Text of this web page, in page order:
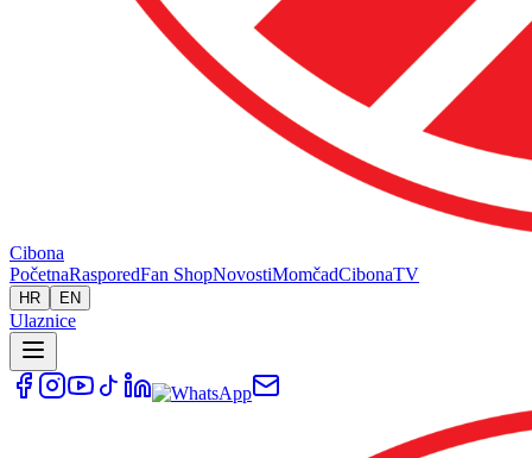
Cibona
PočetnaRasporedFan ShopNovostiMomčadCibonaTV
HR EN
Ulaznice